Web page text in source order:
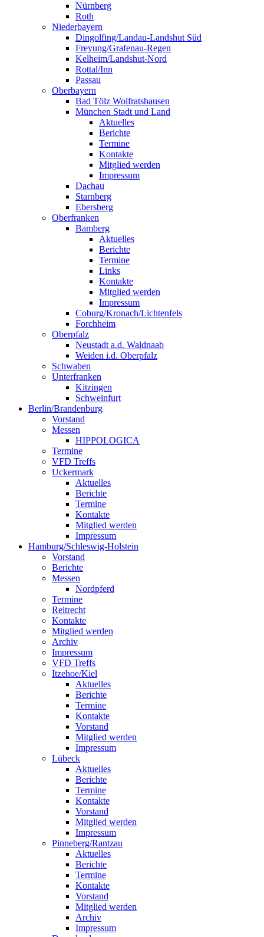
Nürnberg
Roth
Niederbayern
Dingolfing/Landau-Landshut Süd
Freyung/Grafenau-Regen
Kelheim/Landshut-Nord
Rottal/Inn
Passau
Oberbayern
Bad Tölz Wolfratshausen
München Stadt und Land
Aktuelles
Berichte
Termine
Kontakte
Mitglied werden
Impressum
Dachau
Starnberg
Ebersberg
Oberfranken
Bamberg
Aktuelles
Berichte
Termine
Links
Kontakte
Mitglied werden
Impressum
Coburg/Kronach/Lichtenfels
Forchheim
Oberpfalz
Neustadt a.d. Waldnaab
Weiden i.d. Oberpfalz
Schwaben
Unterfranken
Kitzingen
Schweinfurt
Berlin/Brandenburg
Vorstand
Messen
HIPPOLOGICA
Termine
VFD Treffs
Uckermark
Aktuelles
Berichte
Termine
Kontakte
Mitglied werden
Impressum
Hamburg/Schleswig-Holstein
Vorstand
Berichte
Messen
Nordpferd
Termine
Reitrecht
Kontakte
Mitglied werden
Archiv
Impressum
VFD Treffs
Itzehoe/Kiel
Aktuelles
Berichte
Termine
Kontakte
Vorstand
Mitglied werden
Impressum
Lübeck
Aktuelles
Berichte
Termine
Kontakte
Vorstand
Mitglied werden
Impressum
Pinneberg/Rantzau
Aktuelles
Berichte
Termine
Kontakte
Vorstand
Mitglied werden
Archiv
Impressum